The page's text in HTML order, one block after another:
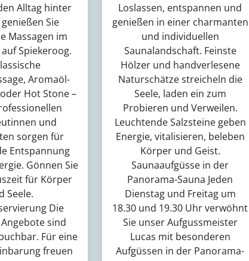
Alltag hinter
Sie
Massagen im
Spiekeroog.
Aromaöl-
Hot Stone –
und
sorgen für
Entspannung
Gönnen Sie
für Körper
Seele.
Die
sind
Für eine
freuen
Loslassen, entspannen und
genießen in einer charmanten
und individuellen
Saunalandschaft. Feinste
Hölzer und handverlesene
Naturschätze streicheln die
Seele, laden ein zum
Probieren und Verweilen.
Leuchtende Salzsteine geben
Energie, vitalisieren, beleben
Körper und Geist.
Saunaaufgüsse in der
Panorama-Sauna Jeden
Dienstag und Freitag um
18.30 und 19.30 Uhr verwöhnt
Sie unser Aufgussmeister
Lucas mit besonderen
Aufgüssen in der Panorama-